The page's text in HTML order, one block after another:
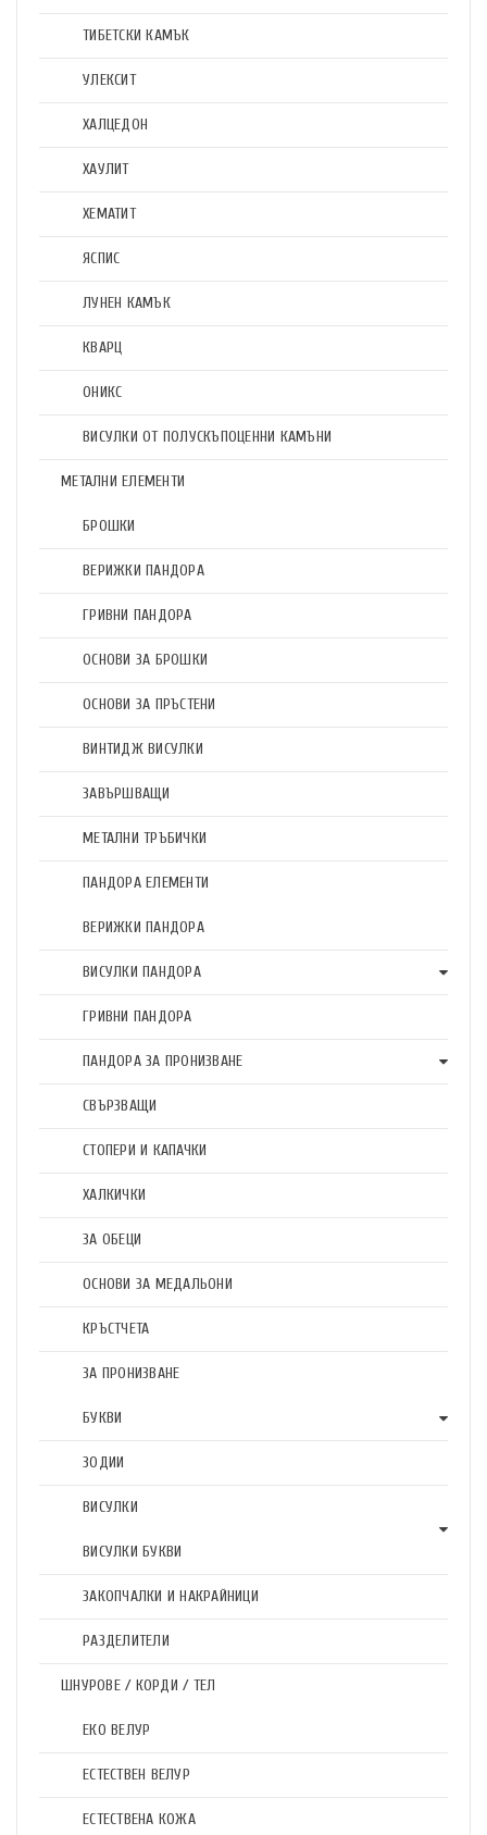
ТИБЕТСКИ КАМЪК
УЛЕКСИТ
ХАЛЦЕДОН
ХАУЛИТ
ХЕМАТИТ
ЯСПИС
ЛУНЕН КАМЪК
КВАРЦ
ОНИКС
ВИСУЛКИ ОТ ПОЛУСКЪПОЦЕННИ КАМЪНИ
МЕТАЛНИ ЕЛЕМЕНТИ
БРОШКИ
ВЕРИЖКИ ПАНДОРА
ГРИВНИ ПАНДОРА
ОСНОВИ ЗА БРОШКИ
ОСНОВИ ЗА ПРЪСТЕНИ
ВИНТИДЖ ВИСУЛКИ
ЗАВЪРШВАЩИ
МЕТАЛНИ ТРЪБИЧКИ
ПАНДОРА ЕЛЕМЕНТИ
ВЕРИЖКИ ПАНДОРА
ВИСУЛКИ ПАНДОРА
ГРИВНИ ПАНДОРА
ПАНДОРА ЗА ПРОНИЗВАНЕ
СВЪРЗВАЩИ
СТОПЕРИ И КАПАЧКИ
ХАЛКИЧКИ
ЗА ОБЕЦИ
ОСНОВИ ЗА МЕДАЛЬОНИ
КРЪСТЧЕТА
ЗА ПРОНИЗВАНЕ
БУКВИ
ЗОДИИ
ВИСУЛКИ
ВИСУЛКИ БУКВИ
ЗАКОПЧАЛКИ И НАКРАЙНИЦИ
РАЗДЕЛИТЕЛИ
ШНУРОВЕ / КОРДИ / ТЕЛ
ЕКО ВЕЛУР
ЕСТЕСТВЕН ВЕЛУР
ЕСТЕСТВЕНА КОЖА